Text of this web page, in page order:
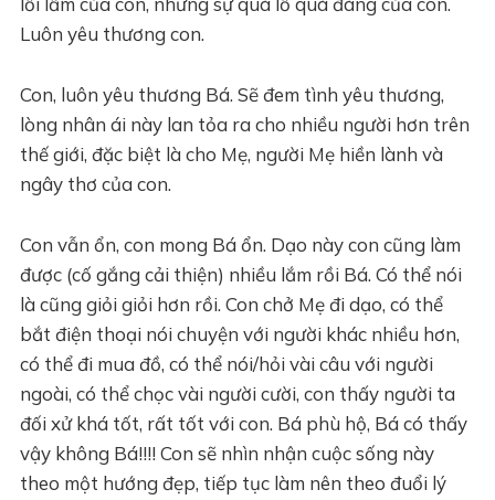
Luôn yêu thương con.
Con, luôn yêu thương Bá. Sẽ đem tình yêu thương,
lòng nhân ái này lan tỏa ra cho nhiều người hơn trên
thế giới, đặc biệt là cho Mẹ, người Mẹ hiền lành và
ngây thơ của con.
Con vẫn ổn, con mong Bá ổn. Dạo này con cũng làm
được (cố gắng cải thiện) nhiều lắm rồi Bá. Có thể nói
là cũng giỏi giỏi hơn rồi. Con chở Mẹ đi dạo, có thể
bắt điện thoại nói chuyện với người khác nhiều hơn,
có thể đi mua đồ, có thể nói/hỏi vài câu với người
ngoài, có thể chọc vài người cười, con thấy người ta
đối xử khá tốt, rất tốt với con. Bá phù hộ, Bá có thấy
vậy không Bá!!!! Con sẽ nhìn nhận cuộc sống này
theo một hướng đẹp, tiếp tục làm nên theo đuổi lý